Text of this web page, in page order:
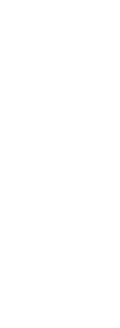
sevillista
para la